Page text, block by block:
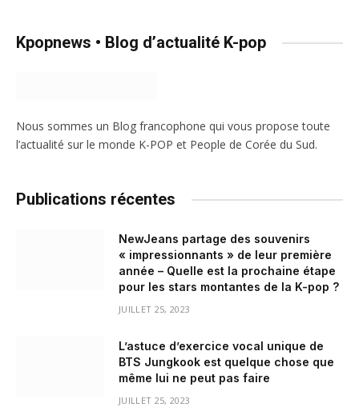
Kpopnews • Blog d’actualité K-pop
Nous sommes un Blog francophone qui vous propose toute
l’actualité sur le monde K-POP et People de Corée du Sud.
Publications récentes
NewJeans partage des souvenirs
« impressionnants » de leur première
année – Quelle est la prochaine étape
pour les stars montantes de la K-pop ?
JUILLET 25, 2023
L’astuce d’exercice vocal unique de
BTS Jungkook est quelque chose que
même lui ne peut pas faire
JUILLET 25, 2023